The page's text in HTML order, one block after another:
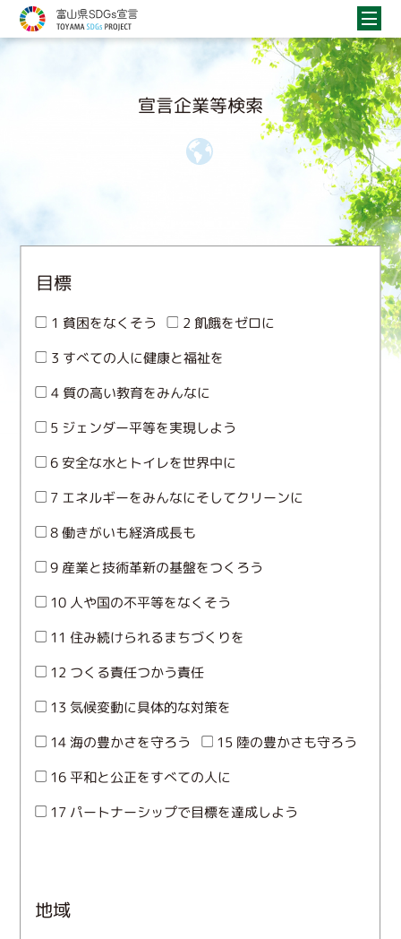
宣言企業等検索
目標
1 貧困をなくそう 2 飢餓をゼロに
3 すべての人に健康と福祉を
4 質の高い教育をみんなに
5 ジェンダー平等を実現しよう
6 安全な水とトイレを世界中に
7 エネルギーをみんなにそしてクリーンに
8 働きがいも経済成長も
9 産業と技術革新の基盤をつくろう
10 人や国の不平等をなくそう
11 住み続けられるまちづくりを
12 つくる責任つかう責任
13 気候変動に具体的な対策を
14 海の豊かさを守ろう 15 陸の豊かさも守ろう
16 平和と公正をすべての人に
17 パートナーシップで目標を達成しよう
地域